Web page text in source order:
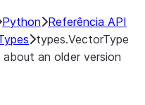
Python Referência API
types.VectorType
an older version